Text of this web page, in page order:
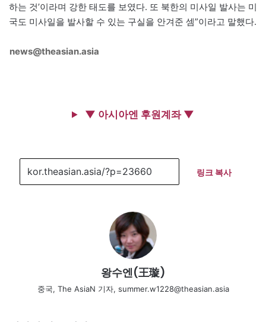
하는 것’이라며 강한 태도를 보였다. 또 북한의 미사일 발사는 미
국도 미사일을 발사할 수 있는 구실을 안겨준 셈”이라고 말했다.
news@theasian.asia
▼ 아시아엔 후원계좌 ▼
링크 복사
왕수엔(王璇)
중국, The AsiaN 기자, summer.w1228@theasian.asia